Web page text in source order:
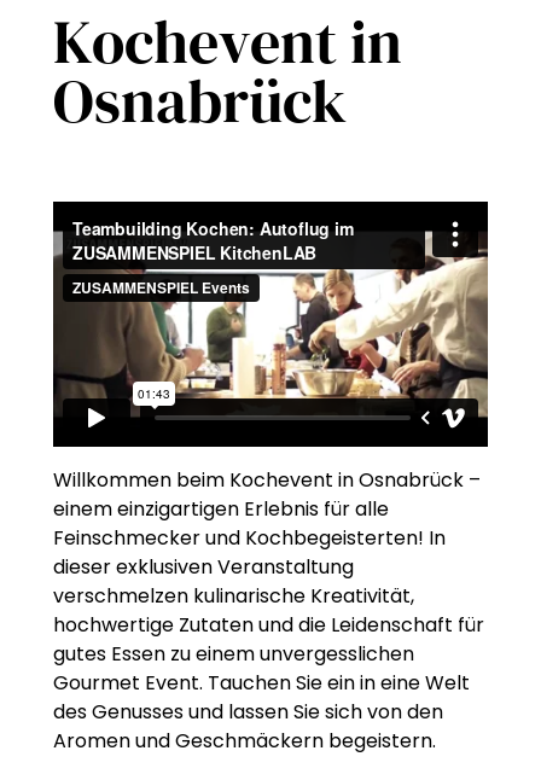
Kochevent in
Osnabrück
Willkommen beim Kochevent in Osnabrück –
einem einzigartigen Erlebnis für alle
Feinschmecker und Kochbegeisterten! In
dieser exklusiven Veranstaltung
verschmelzen kulinarische Kreativität,
hochwertige Zutaten und die Leidenschaft für
gutes Essen zu einem unvergesslichen
Gourmet Event. Tauchen Sie ein in eine Welt
des Genusses und lassen Sie sich von den
Aromen und Geschmäckern begeistern.